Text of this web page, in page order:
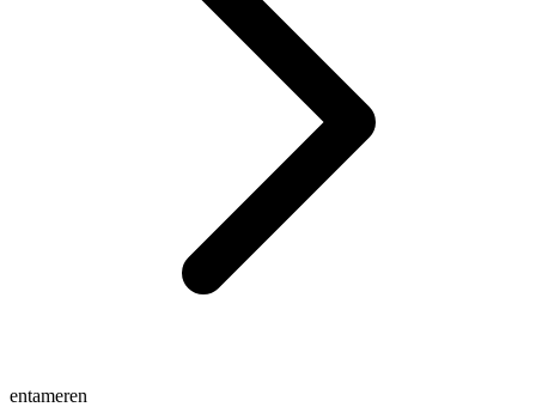
entameren